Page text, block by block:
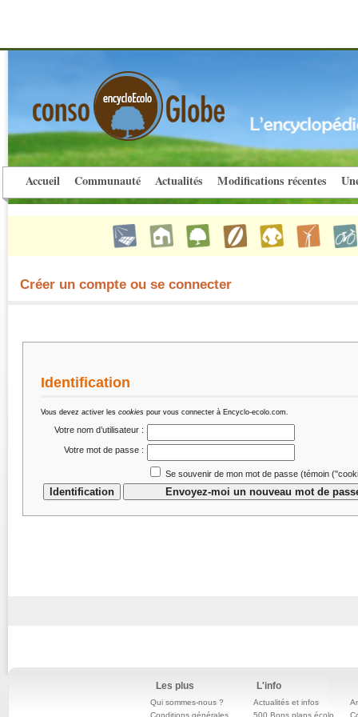
Accueil Communauté Actualités Modifications récentes
Créer un compte ou se connecter
Identification
Vous devez activer les cookies pour vous connecter à Encyclo-ecolo.com.
Votre nom d’utilisateur :
Votre mot de passe :
Se souvenir de mon mot de passe (témoin
Les plus
Qui sommes-nous ?
Conditions générales
L'info
Actualités et infos
500 Bons plans écolo